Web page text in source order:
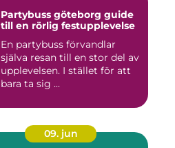
Partybuss göteborg guide
till en rörlig festupplevelse
En partybuss förvandlar
själva resan till en stor del av
upplevelsen. I stället för att
bara ta sig ...
09. jun